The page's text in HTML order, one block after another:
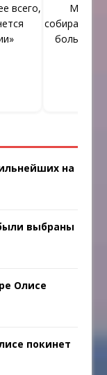
всего,
собирается
большой
на
выбраны
Олисе
покинет